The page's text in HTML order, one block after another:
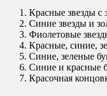
Красные звезды
Синие звезды и
Фиолетовые
Красные, синие,
Синие, зеленые
Синие и красные
Красочная